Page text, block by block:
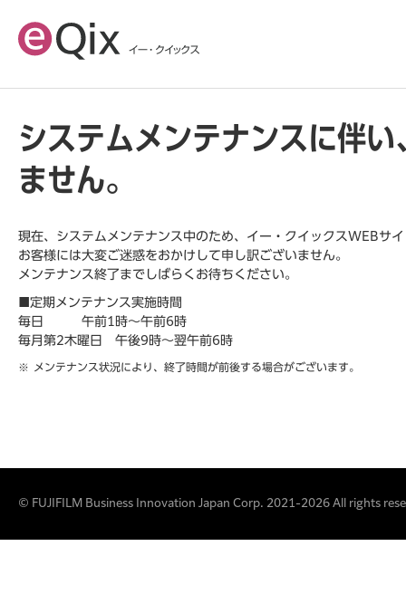
システムメンテナンスに伴
ません。
現在、システムメンテナンス中のため、イー・クイックスWEBサ
お客様には大変ご迷惑をおかけして申し訳ございません。
メンテナンス終了までしばらくお待ちください。
■定期メンテナンス実施時間
毎日 午前1時～午前6時
毎月第2木曜日 午後9時～翌午前6時
メンテナンス状況により、終了時間が前後する場合がございます。
© FUJIFILM Business Innovation Japan Corp. 2021-2026 All rights